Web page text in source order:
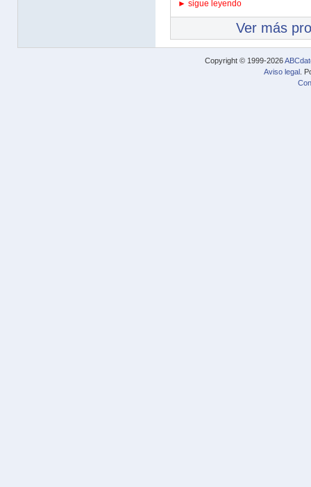
► sigue leyendo
Ver más
Copyright © 1999-2026
Aviso legal .